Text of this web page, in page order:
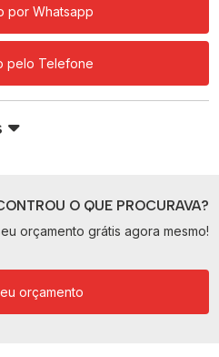
por Whatsapp
pelo Telefone
O QUE PROCURAVA?
orçamento grátis agora mesmo!
orçamento